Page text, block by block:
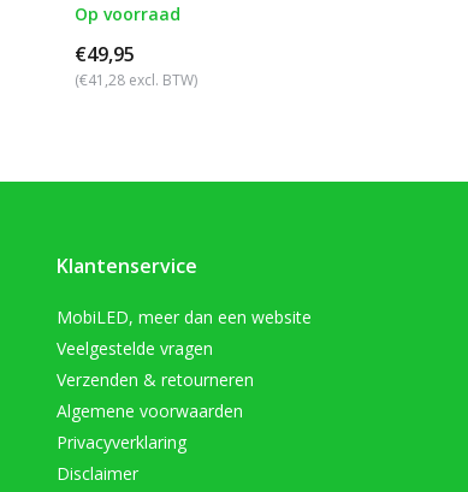
Op voorraad
€49,95
(€41,28 excl. BTW)
Klantenservice
MobiLED, meer dan een website
Veelgestelde vragen
Verzenden & retourneren
Algemene voorwaarden
Privacyverklaring
Disclaimer